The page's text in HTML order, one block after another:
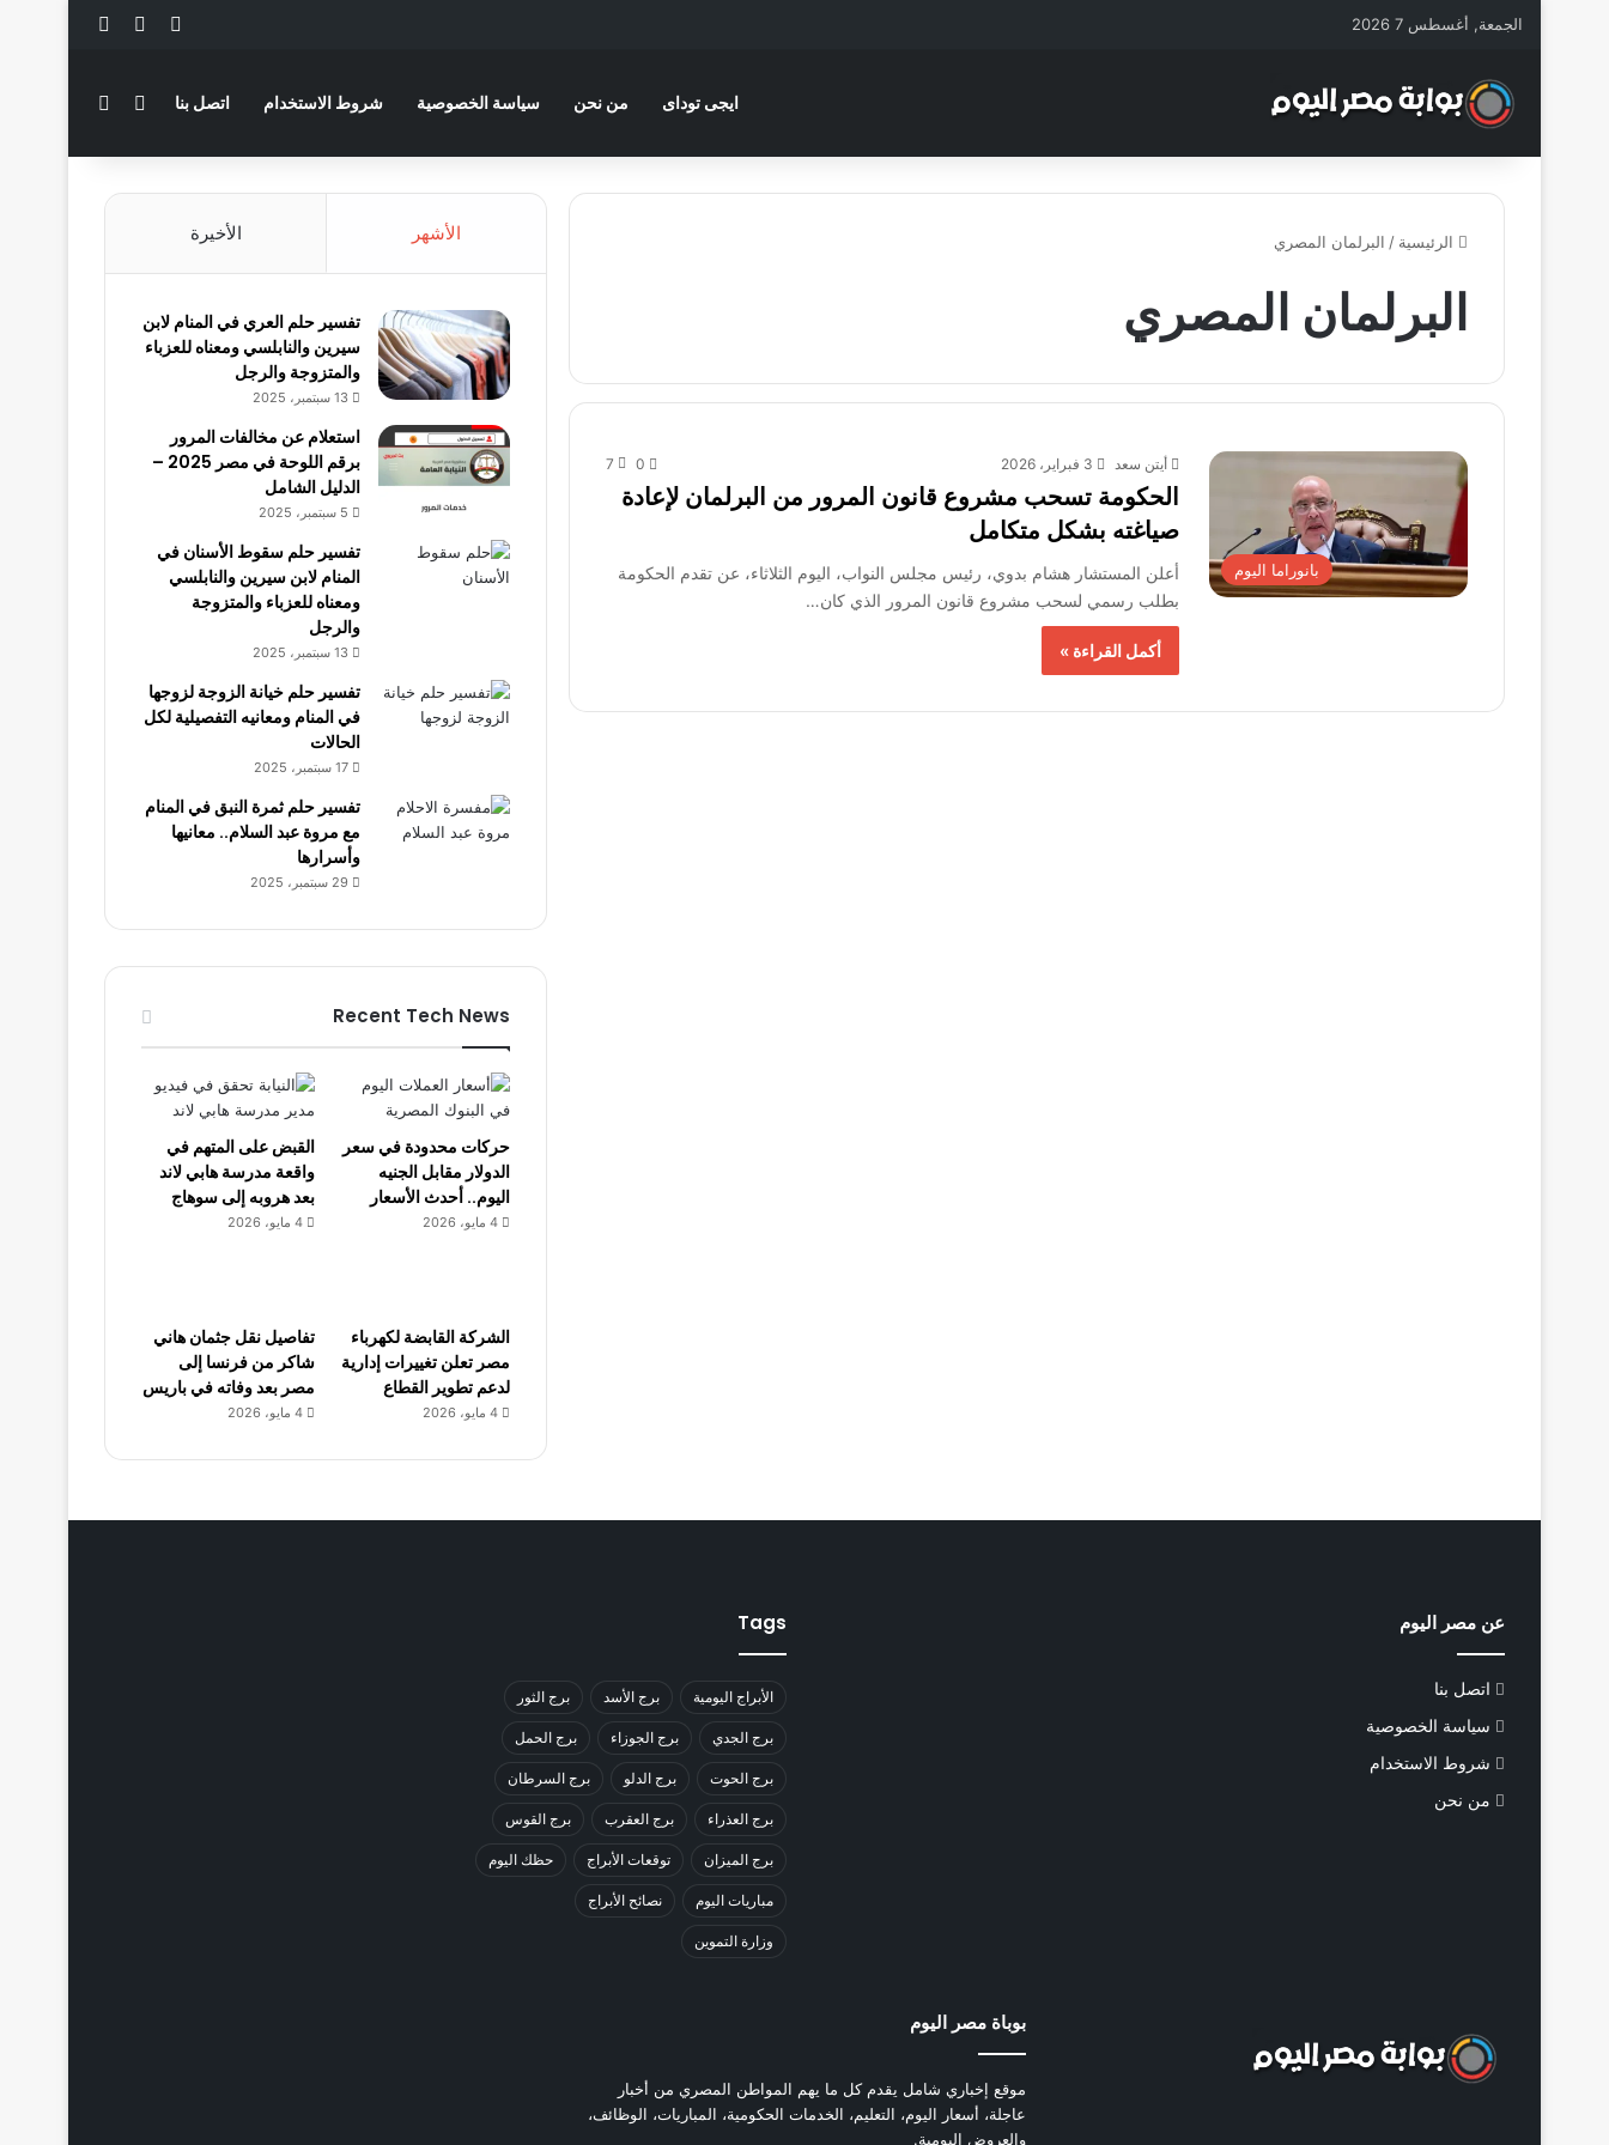
الجمعة, أغسطس 7 2026 فيسبوك
ايجى توداى من نحن سياسة الخصوصية شروط الاستخدام اتصل بنا الوضع المظلم
الرئيسية / البرلمان المصري
البرلمان المصري
بانوراما اليوم
أيتن سعد 3 فبراير، 2026 0
7
الحكومة تسحب مشروع قانون المرور من البرلمان لإعادة
صياغته بشكل متكامل
أعلن المستشار هشام بدوي، رئيس مجلس النواب، اليوم الثلاثاء، عن تقدم الحكومة
بطلب رسمي لسحب مشروع قانون المرور الذي كان…
أكمل القراءة »
الأشهر الأخيرة
تفسير حلم العري في المنام لابن
سيرين والنابلسي ومعناه للعزباء
والمتزوجة والرجل
13 سبتمبر، 2025
استعلام عن مخالفات المرور
برقم اللوحة في مصر 2025 –
الدليل الشامل
5 سبتمبر، 2025
تفسير حلم سقوط الأسنان في
المنام لابن سيرين والنابلسي
ومعناه للعزباء والمتزوجة
والرجل
13 سبتمبر، 2025
تفسير حلم خيانة الزوجة لزوجها
في المنام ومعانيه التفصيلية لكل
الحالات
17 سبتمبر، 2025
تفسير حلم ثمرة النبق في المنام
مع مروة عبد السلام.. معانيها
وأسرارها
29 سبتمبر، 2025
Recent Tech News
حركات محدودة في سعر
الدولار مقابل الجنيه
اليوم.. أحدث الأسعار
4 مايو، 2026
القبض على المتهم في
واقعة مدرسة هابي لاند
بعد هروبه إلى سوهاج
4 مايو، 2026
الشركة القابضة لكهرباء
مصر تعلن تغييرات إدارية
لدعم تطوير القطاع
4 مايو، 2026
تفاصيل نقل جثمان هاني
شاكر من فرنسا إلى
مصر بعد وفاته في باريس
4 مايو، 2026
عن مصر اليوم
اتصل بنا
سياسة الخصوصية
شروط الاستخدام
من نحن
Tags
الأبراج اليومية برج الأسد برج الثور
برج الجدي برج الجوزاء برج الحمل
برج الحوت برج الدلو برج السرطان
برج العذراء برج العقرب برج القوس
برج الميزان توقعات الأبراج حظك اليوم
مباريات اليوم نصائح الأبراج
وزارة التموين
بوباة مصر اليوم
موقع إخباري شامل يقدم كل ما يهم المواطن المصري من أخبار
عاجلة، أسعار اليوم، التعليم، الخدمات الحكومية، المباريات، الوظائف،
والعروض اليومية.